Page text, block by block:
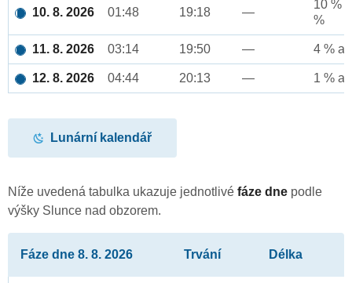
10. 8. 2026 01:48 19:18 —
10 %
%
11. 8. 2026 03:14 19:50 — 4 %
12. 8. 2026 04:44 20:13 — 1 %
Lunární kalendář
Níže uvedená tabulka ukazuje jednotlivé fáze dne podle
výšky Slunce nad obzorem.
Fáze dne 8. 8. 2026 Trvání Délka